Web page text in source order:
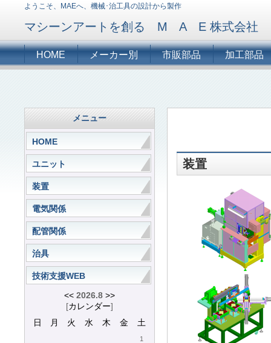
ようこそ、MAEへ、機械･治工具の設計から製作
マシーンアートを創る M A E 株式会社
HOME メーカー別 市販部品 加工部品
装置
メニュー
HOME
ユニット
装置
電気関係
配管関係
治具
技術支援WEB
<< 2026.8 >>
[カレンダー]
日
月 火 水 木 金 土
1